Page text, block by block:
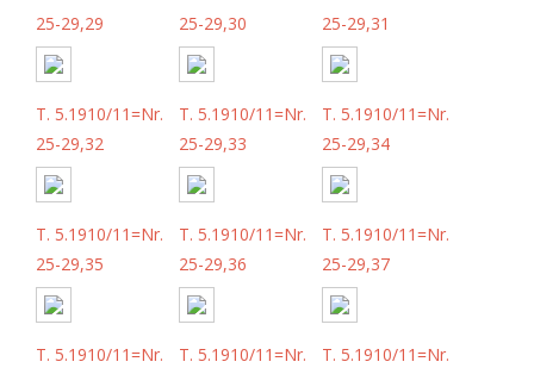
25-29,29
25-29,30
25-29,31
T. 5.1910/11=Nr.
25-29,32
T. 5.1910/11=Nr.
25-29,33
T. 5.1910/11=Nr.
25-29,34
T. 5.1910/11=Nr.
25-29,35
T. 5.1910/11=Nr.
25-29,36
T. 5.1910/11=Nr.
25-29,37
T. 5.1910/11=Nr.
T. 5.1910/11=Nr.
T. 5.1910/11=Nr.